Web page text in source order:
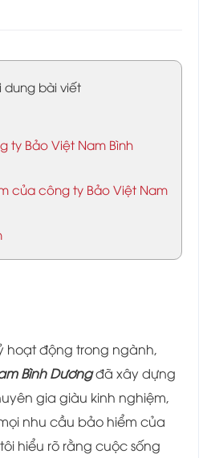
dung bài viết
ty Bảo Việt Nam Bình
của công ty Bảo Việt Nam
hoạt động trong ngành,
Bình Dươngđã xây dựng
gia giàu kinh nghiệm,
nhu cầu bảo hiểm của
hiểu rõ rằng cuộc sống